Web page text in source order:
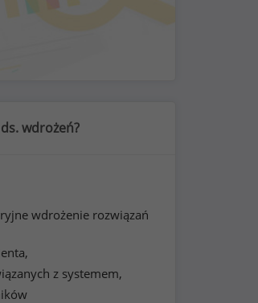
wdrożeń?
wdrożenie rozwiązań
z systemem,